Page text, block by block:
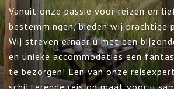
Vanuit onze passie voor reizen en
bestemmingen, bieden wij prachtige
Wij streven ernaar u met een
en unieke accommodaties een
te bezorgen! Een van onze
schitterende reis op maat voor u